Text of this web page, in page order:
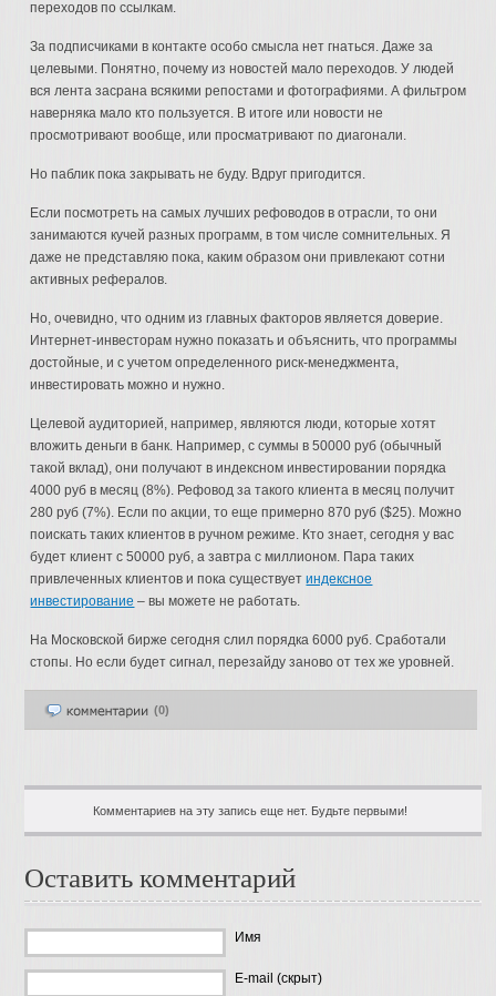
переходов по ссылкам.
За подписчиками в контакте особо смысла нет гнаться. Даже за
целевыми. Понятно, почему из новостей мало переходов. У людей
вся лента засрана всякими репостами и фотографиями. А фильтром
наверняка мало кто пользуется. В итоге или новости не
просмотривают вообще, или просматривают по диагонали.
Но паблик пока закрывать не буду. Вдруг пригодится.
Если посмотреть на самых лучших рефоводов в отрасли, то они
занимаются кучей разных программ, в том числе сомнительных. Я
даже не представляю пока, каким образом они привлекают сотни
активных рефералов.
Но, очевидно, что одним из главных факторов является доверие.
Интернет-инвесторам нужно показать и объяснить, что программы
достойные, и с учетом определенного риск-менеджмента,
инвестировать можно и нужно.
Целевой аудиторией, например, являются люди, которые хотят
вложить деньги в банк. Например, с суммы в 50000 руб (обычный
такой вклад), они получают в индексном инвестировании порядка
4000 руб в месяц (8%). Рефовод за такого клиента в месяц получит
280 руб (7%). Если по акции, то еще примерно 870 руб ($25). Можно
поискать таких клиентов в ручном режиме. Кто знает, сегодня у вас
будет клиент с 50000 руб, а завтра с миллионом. Пара таких
привлеченных клиентов и пока существуетиндексное
инвестирование – вы можете не работать.
На Московской бирже сегодня слил порядка 6000 руб. Сработали
стопы. Но если будет сигнал, перезайду заново от тех же уровней.
(0)
Комментариев на эту запись еще нет. Будьте первыми!
Оставить комментарий
Имя
E-mail (скрыт)